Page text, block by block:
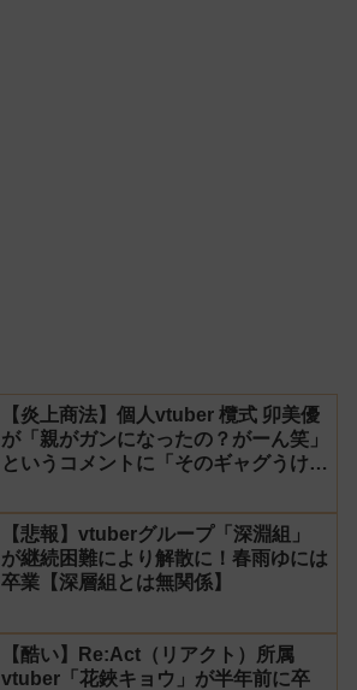
【炎上商法】個人vtuber 欖式 卯美優
が「親がガンになったの？がーん笑」
というコメントに「そのギャグうけ
はオススメしないと投稿し叩かれる
【悲報】vtuberグループ「深淵組」
が継続困難により解散に！春雨ゆには
卒業【深層組とは無関係】
【酷い】Re:Act（リアクト）所属
vtuber「花鋏キョウ」が半年前に卒